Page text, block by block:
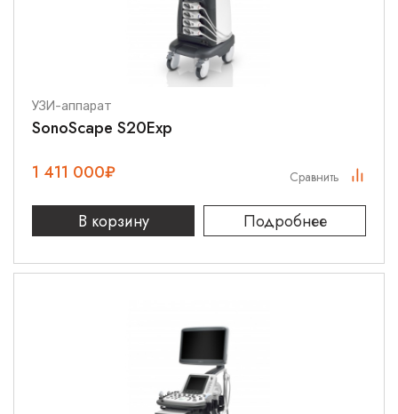
УЗИ-аппарат
SonoScape S20Exp
1 411 000₽
В корзину Подробнее
Сравнить